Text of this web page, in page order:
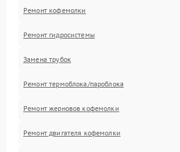
Ремонт кофемолки
Ремонт гидросистемы
Замена трубок
Ремонт термоблока/пароблока
Ремонт жерновов кофемолки
Ремонт двигателя кофемолки